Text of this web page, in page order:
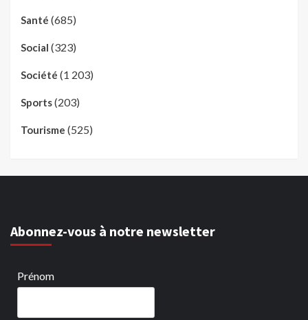
Santé (685)
Social (323)
Société (1 203)
Sports(203)
Tourisme (525)
Abonnez-vous à notre newsletter
Prénom